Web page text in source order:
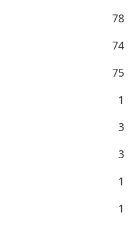
78
74
75
1
3
3
1
1